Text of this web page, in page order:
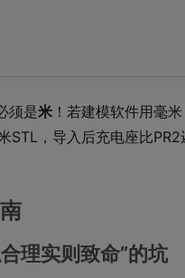
须是米 ！若建模软件用毫
STL，导入后充电座比
理实则致命”的坑